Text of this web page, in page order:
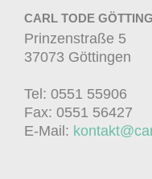
CARL TODE
Prinzenstraße 5
37073 Göttingen
Tel: 0551 55906
Fax: 0551 56427
E-Mail: